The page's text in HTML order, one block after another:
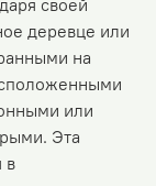
деревце или
на
или
Эта
в